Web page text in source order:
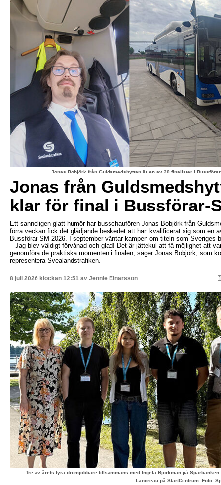
Jonas Bobjörk från Guldsmedshyttan är en av 20 finalister i
Jonas från
klar för final i Bussförar-
Ett sanneligen glatt humör har busschaufören Jonas Bobjörk från
förra veckan fick det glädjande beskedet att han kvalificerat sig som en
Bussförar-SM 2026. I september väntar kampen om titeln som Sveriges
– Jag blev väldigt förvånad och glad! Det är jättekul att få möjlighet att
genomföra de praktiska momenten i finalen, säger Jonas Bobjörk, som
representera Svealandstrafiken.
8 juli 2026 klockan 12:51 av Jennie Einarsson
Tre av årets fyra drömjobbare tillsammans med Ingela Björkman på
Lancreau på StartCentrum. Foto: